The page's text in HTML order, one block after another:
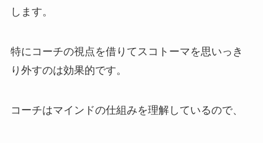
します。
特にコーチの視点を借りてスコトーマを思いっき
り外すのは効果的です。
コーチはマインドの仕組みを理解しているので、